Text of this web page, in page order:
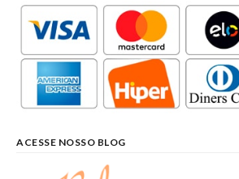
ACESSE NOSSO BLOG